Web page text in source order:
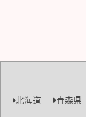
北海道 青森県